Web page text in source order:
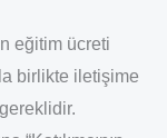
eğitim ücreti
birlikte iletişime